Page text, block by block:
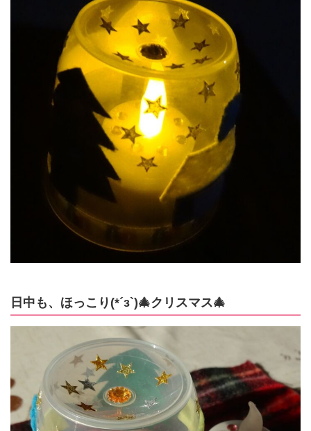
日中も、ほっこり(*´з`)🎄クリスマス🎄